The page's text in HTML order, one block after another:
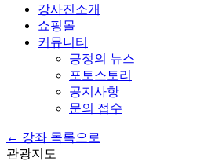
강사진소개
쇼핑몰
커뮤니티
긍정의 뉴스
포토스토리
공지사항
문의 접수
← 강좌 목록으로
관광지도